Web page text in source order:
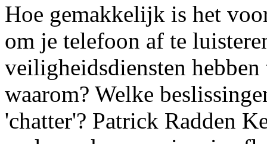
Hoe gemakkelijk is het
om je telefoon af te
veiligheidsdiensten
waarom? Welke
'chatter'? Patrick Radden